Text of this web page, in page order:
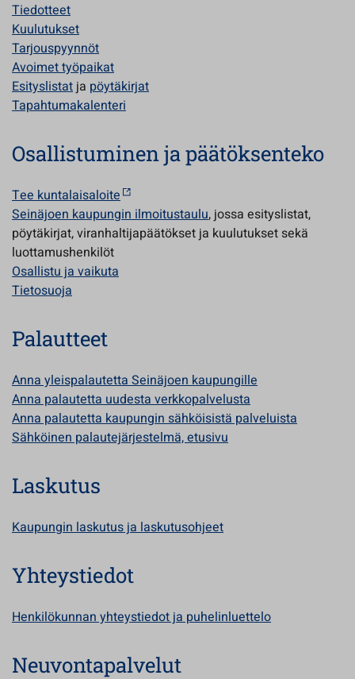
Tiedotteet
Kuulutukset
Tarjouspyynnöt
Avoimet työpaikat
Esityslistat ja pöytäkirjat
Tapahtumakalenteri
Osallistuminen ja päätöksenteko
Tee kuntalaisaloite
Seinäjoen kaupungin ilmoitustaulu, jossa esityslistat,
pöytäkirjat, viranhaltijapäätökset ja kuulutukset sekä
luottamushenkilöt
Osallistu ja vaikuta
Tietosuoja
Palautteet
Anna yleispalautetta Seinäjoen kaupungille
Anna palautetta uudesta verkkopalvelusta
Anna palautetta kaupungin sähköisistä palveluista
Sähköinen palautejärjestelmä, etusivu
Laskutus
Kaupungin laskutus ja laskutusohjeet
Yhteystiedot
Henkilökunnan yhteystiedot ja puhelinluettelo
Neuvontapalvelut